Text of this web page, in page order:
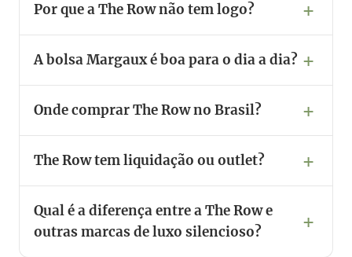
Por que a The Row não tem logo?
A bolsa Margaux é boa para o dia a dia?
Onde comprar The Row no Brasil?
The Row tem liquidação ou outlet?
Qual é a diferença entre a The Row e
outras marcas de luxo silencioso?